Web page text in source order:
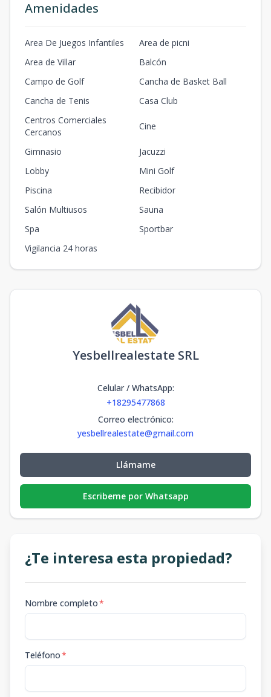
Amenidades
Area De Juegos Infantiles
Area de picni
Area de Villar
Balcón
Campo de Golf
Cancha de Basket Ball
Cancha de Tenis
Casa Club
Centros Comerciales
Cercanos
Cine
Gimnasio
Jacuzzi
Lobby
Mini Golf
Piscina
Recibidor
Salón Multiusos
Sauna
Spa
Sportbar
Vigilancia 24 horas
Yesbellrealestate SRL
Celular / WhatsApp:
+18295477868
Correo electrónico:
yesbellrealestate@gmail.com
Llámame
Escribeme por Whatsapp
¿Te interesa esta propiedad?
Nombre completo*
Teléfono*